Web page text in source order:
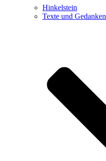
Hinkelstein
Texte und Gedanken